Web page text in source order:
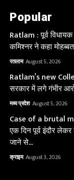
Popular
Ratlam : पूर्व
कमिश्नर ने कहा
रतलाम August 5, 2026
Ratlam’s new
सरकार में लगे गंभीर
मध्य प्रदेश August 5, 2026
Case of a brutal
एक दिन पूर्व इंदौर
जाने से...
क्राइम August 3, 2026